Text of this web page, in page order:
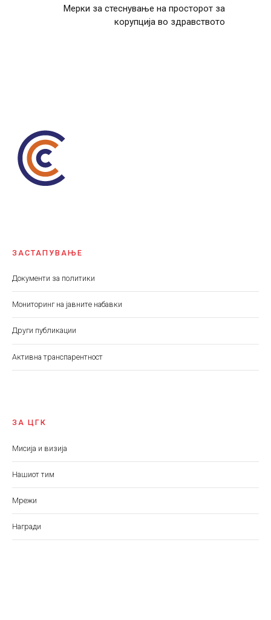
Мерки за стеснување на просторот за
корупција во здравството
ЗАСТАПУВАЊЕ
Документи за политики
Мониторинг на јавните набавки
Други публикации
Aктивна транспарентност
ЗА ЦГК
Мисија и визија
Нашиот тим
Мрежи
Награди